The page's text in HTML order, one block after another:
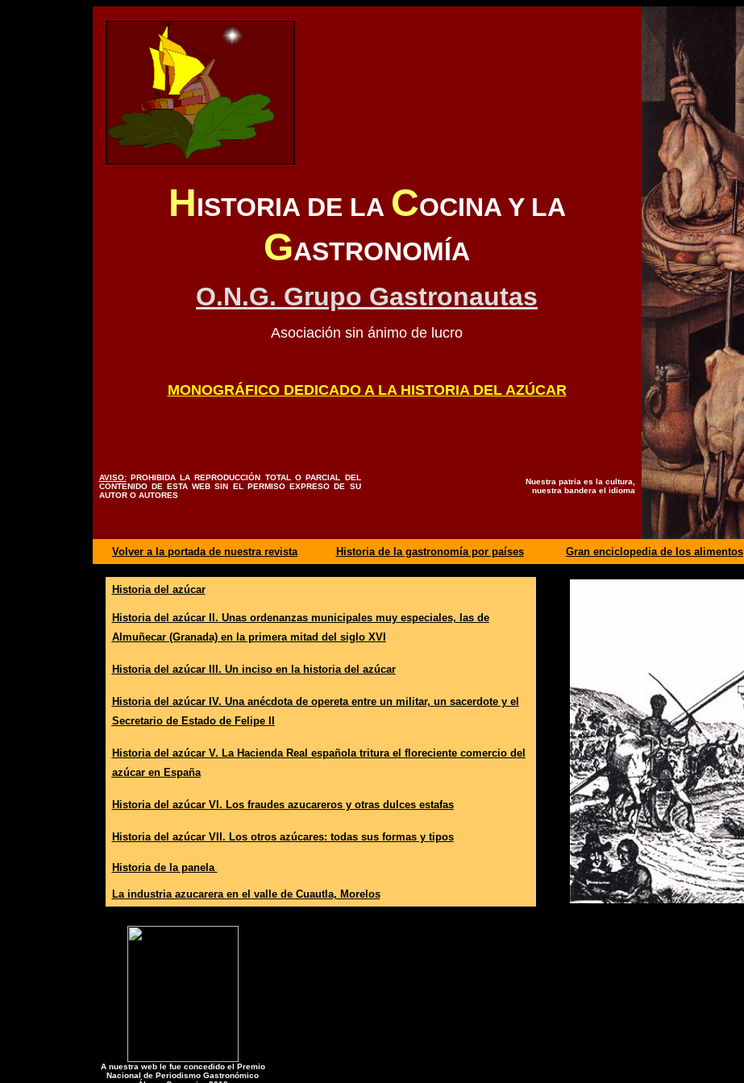
HISTORIA DE LA COCINA Y LA
GASTRONOMÍA
O.N.G. Grupo Gastronautas
Asociación sin ánimo de lucro
MONOGRÁFICO DEDICADO A LA HISTORIA DEL AZÚCAR
AVISO:PROHIBIDA LA REPRODUCCIÓN TOTAL O PARCIAL DEL
CONTENIDO DE ESTA WEB SIN EL PERMISO EXPRESO DE SU
AUTOR O AUTORES
Nuestra patria es la cultura,
nuestra bandera el idioma
Volver a la portada de nuestra revista Historia de la gastronomía por países Gran enciclopedia de los alimentos
Historia del azúcar
Historia del azúcar II. Unas ordenanzas municipales muy especiales, las de
Almuñecar (Granada) en la primera mitad del siglo XVI
Historia del azúcar III. Un inciso en la historia del azúcar
Historia del azúcar IV. Una anécdota de opereta entre un militar, un sacerdote y el
Secretario de Estado de Felipe II
Historia del azúcar V. La Hacienda Real española tritura el floreciente comercio del
azúcar en España
Historia del azúcar VI. Los fraudes azucareros y otras dulces estafas
Historia del azúcar VII. Los otros azúcares: todas sus formas y tipos
Historia de la panela
La industria azucarera en el valle de Cuautla, Morelos
A nuestra web le fue concedido el Premio
Nacional de Periodismo Gastronómico